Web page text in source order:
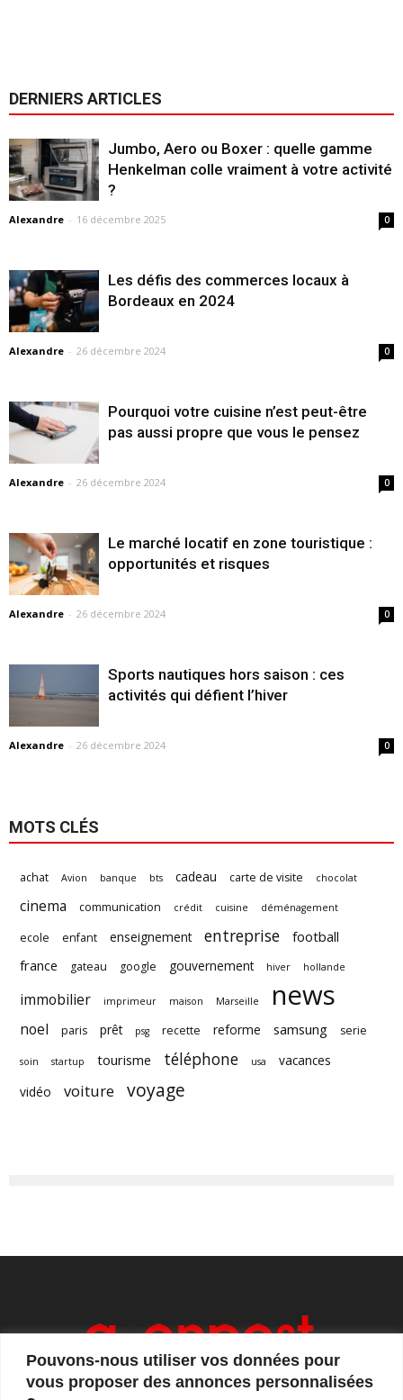
Pouvons-nous utiliser vos données pour
vous proposer des annonces personnalisées
DERNIERS ARTICLES
Jumbo, Aero ou Boxer : quelle gamme
Henkelman colle vraiment à votre activité
?
Alexandre - 16 décembre 2025 0
Les défis des commerces locaux à
Bordeaux en 2024
Alexandre - 26 décembre 2024 0
Pourquoi votre cuisine n’est peut-être
pas aussi propre que vous le pensez
Alexandre - 26 décembre 2024 0
Le marché locatif en zone touristique :
opportunités et risques
Alexandre - 26 décembre 2024 0
Sports nautiques hors saison : ces
activités qui défient l’hiver
Alexandre - 26 décembre 2024 0
MOTS CLÉS
achat Avion banque bts cadeau carte de visite chocolat
cinema communication crédit cuisine déménagement
ecole enfant enseignement entreprise
football
france
gateau google gouvernement hiver hollande
immobilier imprimeur maison Marseille news
noel paris prêt psg recette reforme samsung serie
soin startup tourisme téléphone usa
vacances
vidéo
voiture voyage